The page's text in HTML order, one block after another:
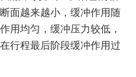
面越来越小，缓冲作用随
用均匀，缓冲压力较低，
行程最后阶段缓冲作用过